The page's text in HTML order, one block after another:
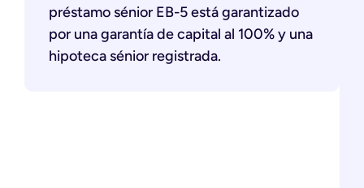
préstamo sénior EB-5 está garantizado
por una garantía de capital al 100% y una
hipoteca sénior registrada.